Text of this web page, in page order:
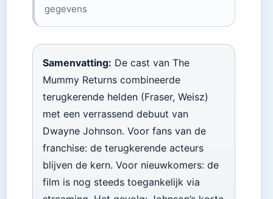
gegevens
Samenvatting: De cast van The
Mummy Returns combineerde
terugkerende helden (Fraser, Weisz)
met een verrassend debuut van
Dwayne Johnson. Voor fans van de
franchise: de terugkerende acteurs
blijven de kern. Voor nieuwkomers: de
film is nog steeds toegankelijk via